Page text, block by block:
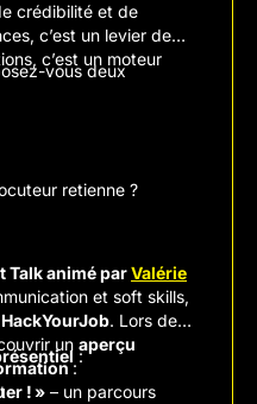
crédibilité et de
c’est un levier de
c’est un moteur
vous deux
retienne ?
Talk animé parValérie
et soft skills,
HackYourJob. Lors de
un aperçu
:
! » – un parcours
: